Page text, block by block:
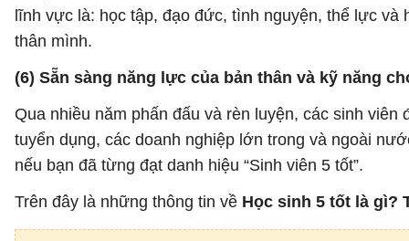
lĩnh vực là: học tập, đạo đức, tình nguyện, thể lực
thân mình.
(6) Sẵn sàng năng lực của bản thân và kỹ năng
Qua nhiều năm phấn đấu và rèn luyện, các sinh
tuyển dụng, các doanh nghiệp lớn trong và ngoài
nếu bạn đã từng đạt danh hiệu “Sinh viên 5 tốt”.
Trên đây là những thông tin về Học sinh 5 tốt là gì?